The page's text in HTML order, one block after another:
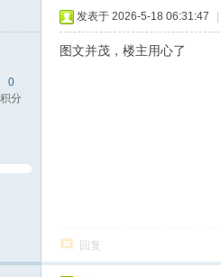
0
积分
发表于 2026-5-18 06:31:47
图文并茂，楼主用心了
回复